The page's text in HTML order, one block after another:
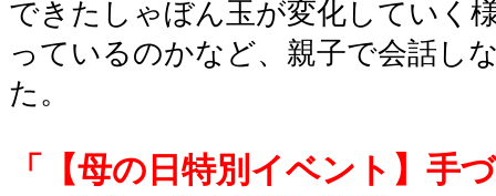
できたしゃぼん玉が変化していく
っているのかなど、親子で会話し
た。
「【母の日特別イベント】手